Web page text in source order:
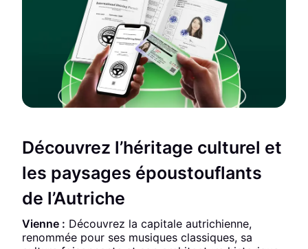
Découvrez l’héritage culturel et
les paysages époustouflants
de l’Autriche
Vienne : Découvrez la capitale autrichienne,
renommée pour ses musiques classiques, sa